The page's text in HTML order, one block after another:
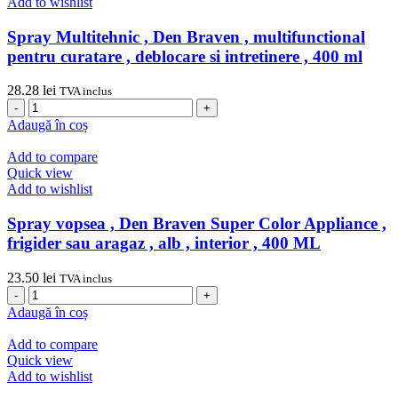
ML
Color
,
transparent
mat
interior
exterior
,
400
Spray Multitehnic , Den Braven , multifunctional
pentru curatare , deblocare si intretinere , 400 ml
28.28 lei TVA inclus
Cantitate
Spray
Multitehnic
,
Den
Braven
pentru
curatare
deblocare
si
intretinere
400
ml
Adaugă în coș
Add to compare
Quick view
Add to wishlist
Spray vopsea , Den Braven Super Color Appliance ,
frigider sau aragaz , alb , interior , 400 ML
23.50 lei TVA inclus
Cantitate
Spray
vopsea
,
Den
Braven
Adaugă în coș
Add to compare
Quick view
Add to wishlist